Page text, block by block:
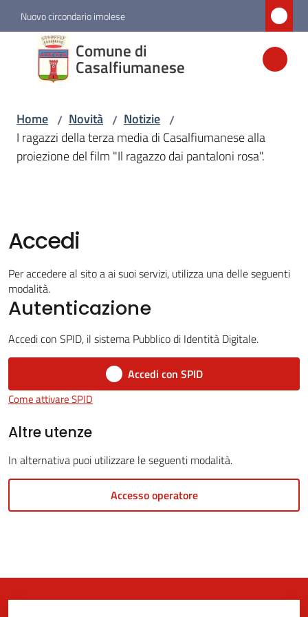
Vai al contenuto
Vai alla navigazione
Vai al footer
Nuovo circondario imolese
Comune di
Casalfiumanese
Comune di
Casalfiumanese
Amministrazione
Casalfiumanese
on-
gli
Home / Novità / Notizie /
I ragazzi della terza media di Casalfiumanese alla
proiezione del film "Il ragazzo dai pantaloni rosa".
Accedi
Per accedere al sito a ai suoi servizi, utilizza una delle seguenti
modalità.
Autenticazione
Accedi con SPID, il sistema Pubblico di Identità Digitale.
Accedi con SPID
Come attivare SPID
Altre utenze
In alternativa puoi utilizzare le seguenti modalità.
Accesso operatore